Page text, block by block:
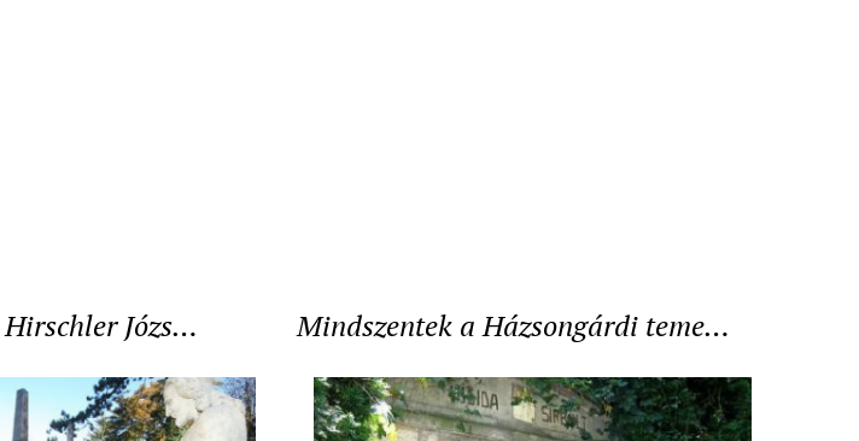
Józs… Mindszentek a Házsongárdi teme…